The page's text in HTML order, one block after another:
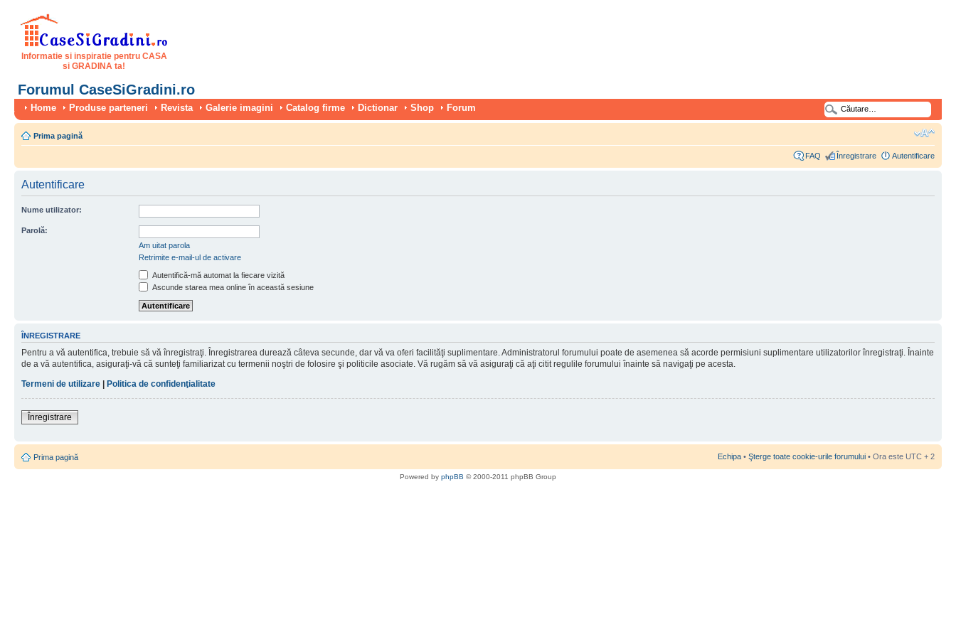
Informatie si inspiratie pentru CASA
si GRADINA ta!
Forumul CaseSiGradini.ro
Home Produse parteneri Revista Galerie imagini Catalog firme Dictionar Shop Forum
Prima pagină
FAQ Înregistrare Autentificare
Autentificare
Nume utilizator:
Parolă:
Am uitat parola
Retrimite e-mail-ul de activare
Autentifică-mă automat la fiecare vizită
Ascunde starea mea online în această sesiune
ÎNREGISTRARE
Pentru a vă autentifica, trebuie să vă înregistraţi. Înregistrarea durează câteva secunde, dar vă va oferi facilităţi suplimentare. Administratorul forumului poate de asemenea să acorde permisiuni suplimentare utilizatorilor înregistraţi. Înainte
de a vă autentifica, asiguraţi-vă că sunteţi familiarizat cu termenii noştri de folosire şi politicile asociate. Vă rugăm să vă asiguraţi că aţi citit regulile forumului înainte să navigaţi pe acesta.
Termeni de utilizare | Politica de confidenţialitate
Înregistrare
Prima pagină Echipa • Şterge toate cookie-urile forumului • Ora este UTC + 2
Powered by phpBB © 2000-2011 phpBB Group